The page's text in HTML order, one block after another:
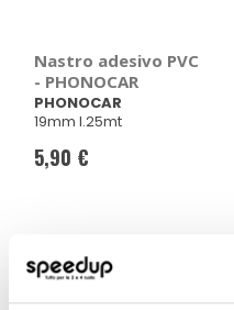
Nastro adesivo PVC
- PHONOCAR
PHONOCAR
19mm l.25mt
5,90 €